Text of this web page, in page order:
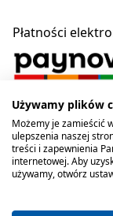
Płatności
Deante sp. z
Polityka
Używamy plików
Możemy je zamieścić
ulepszenia naszej
treści i zapewnienia
internetowej. Aby
używamy, otwórz